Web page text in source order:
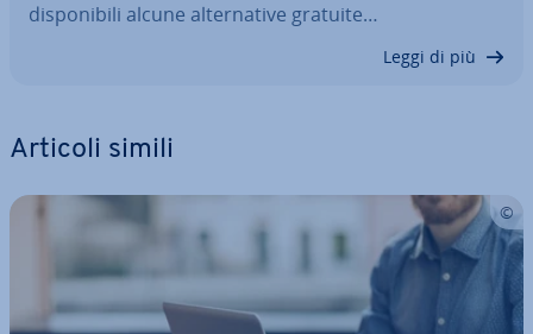
di­spo­ni­bi­li alcune al­ter­na­ti­ve gratuite…
Leggi di più
Articoli simili